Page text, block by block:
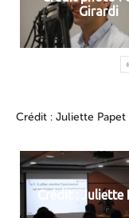
Girardi
Crédit : Juliette Papet
Crédit : Juliette